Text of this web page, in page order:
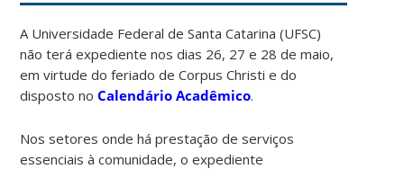
A Universidade Federal de Santa Catarina (UFSC)
não terá expediente nos dias 26, 27 e 28 de maio,
em virtude do feriado de Corpus Christi e do
disposto noCalendário Acadêmico.
Nos setores onde há prestação de serviços
essenciais à comunidade, o expediente